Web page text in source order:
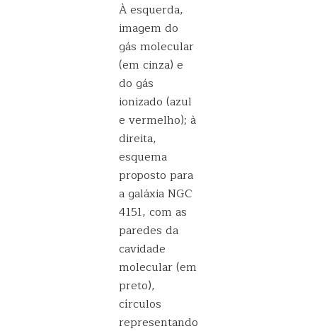
À esquerda,
imagem do
gás molecular
(em cinza) e
do gás
ionizado (azul
e vermelho); à
direita,
esquema
proposto para
a galáxia NGC
4151, com as
paredes da
cavidade
molecular (em
preto),
círculos
representando